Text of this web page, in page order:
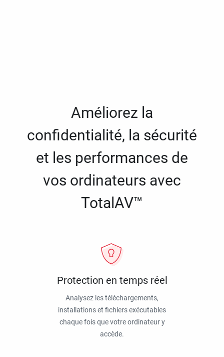
Améliorez la
confidentialité, la sécurité
et les performances de
vos ordinateurs avec
TotalAV™
Protection en temps réel
Analysez les téléchargements,
installations et fichiers exécutables
chaque fois que votre ordinateur y
accède.